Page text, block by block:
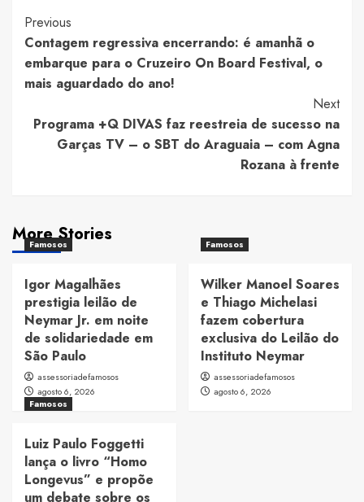
Post
Navigation
Previous
Contagem regressiva encerrando: é amanhã o
embarque para o Cruzeiro On Board Festival, o
mais aguardado do ano!
Next
Programa +Q DIVAS faz reestreia de sucesso na
Garças TV – o SBT do Araguaia – com Agna
Rozana à frente
More Stories
Famosos
Igor Magalhães
prestigia leilão de
Neymar Jr. em noite
de solidariedade em
São Paulo
assessoriadefamosos
agosto 6, 2026
Famosos
Wilker Manoel Soares
e Thiago Michelasi
fazem cobertura
exclusiva do Leilão do
Instituto Neymar
assessoriadefamosos
agosto 6, 2026
Famosos
Luiz Paulo Foggetti
lança o livro “Homo
Longevus” e propõe
um debate sobre os